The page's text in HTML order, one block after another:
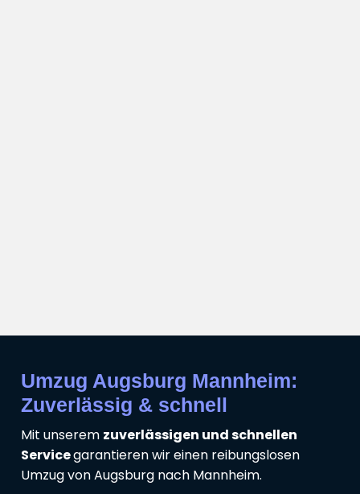
Umzug Augsburg Mannheim:
Zuverlässig & schnell
Mit unserem zuverlässigen und schnellen
Servicegarantieren wir einen reibungslosen
Umzug von Augsburg nach Mannheim.